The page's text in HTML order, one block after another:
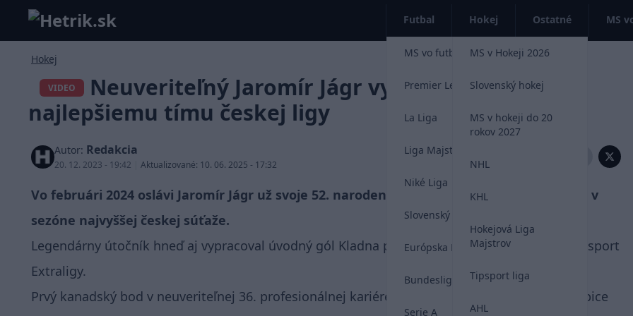
Futbal
MS vo futbale 2026
Premier League
La Liga
Liga Majstrov
Niké Liga
Slovenský futbal
Európska Liga
Bundesliga
Serie A
Hokej
MS v Hokeji 2026
Slovenský hokej
MS v hokeji do 20
rokov 2027
NHL
KHL
Hokejová Liga
Majstrov
Tipsport liga
AHL
Ostatné MS
Hokej
VIDEO
Neuveriteľný Jaromír Jágr vypracoval gól proti
najlepšiemu tímu českej ligy
Autor: Redakcia
20. 12. 2023 - 19:42 Aktualizované: 10. 06. 2025 - 17:32
Zdieľať:
Vo februári 2024 oslávi Jaromír Jágr už svoje 52. narodeniny, dnes nastúpil na prvý zápas v
sezóne najvyššej českej súťaže.
Legendárny útočník hneď aj vypracoval úvodný gól Kladna proti Pardubiciam, teda lídrovi Tipsport
Extraligy.
Prvý kanadský bod v neuveriteľnej 36. profesionálnej kariére pre číslo "68" je na svete. Pardubice